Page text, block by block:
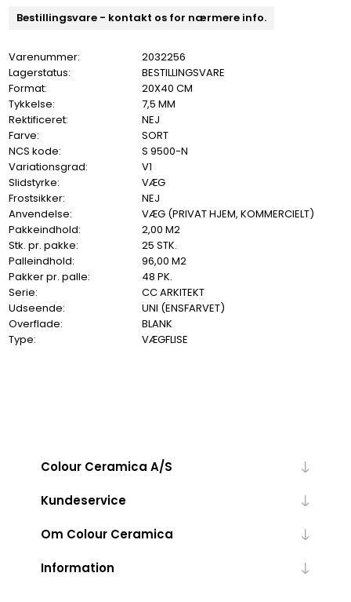
Bestillingsvare - kontakt os for nærmere info.
Varenummer:
2032256
Lagerstatus:
BESTILLINGSVARE
Format:
20X40 CM
Tykkelse:
7,5 MM
Rektificeret:
NEJ
Farve:
SORT
NCS kode:
S 9500-N
Variationsgrad:
V1
Slidstyrke:
VÆG
Frostsikker:
NEJ
Anvendelse:
VÆG (PRIVAT HJEM, KOMMERCIELT)
Pakkeindhold:
2,00 M2
Stk. pr. pakke:
25 STK.
Palleindhold:
96,00 M2
Pakker pr. palle:
48 PK.
Serie:
CC ARKITEKT
Udseende:
UNI (ENSFARVET)
Overflade:
BLANK
Type:
VÆGFLISE
Colour Ceramica A/S
Kundeservice
Om Colour Ceramica
Information